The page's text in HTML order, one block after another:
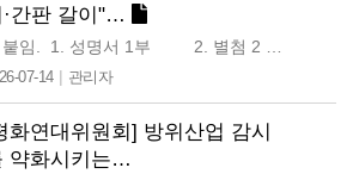
·간판 갈이"…
07-14| 관리자
화연대위원회] 방위산업 감시
약화시키는…